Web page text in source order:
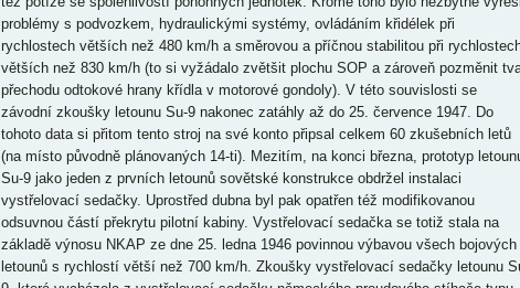
problémy s podvozkem, hydraulickými systémy, ovládáním křidélek při
rychlostech větších než 480 km/h a směrovou a příčnou stabilitou při
větších než 830 km/h (to si vyžádalo zvětšit plochu SOP a zároveň pozměnit
přechodu odtokové hrany křídla v motorové gondoly). V této souvislosti se
závodní zkoušky letounu Su-9 nakonec zatáhly až do 25. července 1947. Do
tohoto data si přitom tento stroj na své konto připsal celkem 60 zkušebních letů
(na místo původně plánovaných 14-ti). Mezitím, na konci března, prototyp
Su-9 jako jeden z prvních letounů sovětské konstrukce obdržel instalaci
vystřelovací sedačky. Uprostřed dubna byl pak opatřen též modifikovanou
odsuvnou částí překrytu pilotní kabiny. Vystřelovací sedačka se totiž stala na
základě výnosu NKAP ze dne 25. ledna 1946 povinnou výbavou všech bojových
letounů s rychlostí větší než 700 km/h. Zkoušky vystřelovací sedačky letounu